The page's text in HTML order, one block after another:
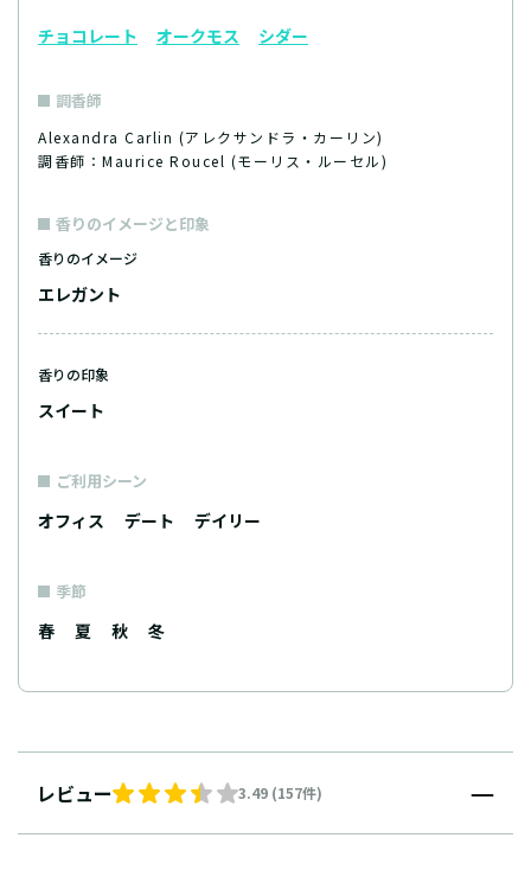
チョコレート オークモス シダー
調香師
Alexandra Carlin (アレクサンドラ・カーリン)
調香師：Maurice Roucel (モーリス・ルーセル)
香りのイメージと印象
香りのイメージ
エレガント
香りの印象
スイート
ご利用シーン
オフィス デート デイリー
季節
春 夏 秋 冬
レビュー 3.49 (157件)